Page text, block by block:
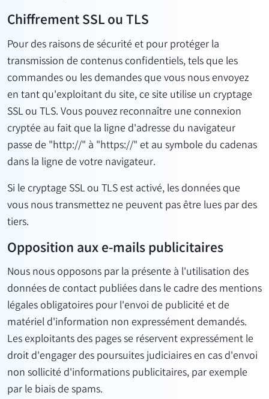
Chiffrement SSL ou TLS
Pour des raisons de sécurité et pour protéger la
transmission de contenus confidentiels, tels que les
commandes ou les demandes que vous nous envoyez
en tant qu'exploitant du site, ce site utilise un cryptage
SSL ou TLS. Vous pouvez reconnaître une connexion
cryptée au fait que la ligne d'adresse du navigateur
passe de "http://" à "https://" et au symbole du cadenas
dans la ligne de votre navigateur.
Si le cryptage SSL ou TLS est activé, les données que
vous nous transmettez ne peuvent pas être lues par des
tiers.
Opposition aux e-mails publicitaires
Nous nous opposons par la présente à l'utilisation des
données de contact publiées dans le cadre des mentions
légales obligatoires pour l'envoi de publicité et de
matériel d'information non expressément demandés.
Les exploitants des pages se réservent expressément le
droit d'engager des poursuites judiciaires en cas d'envoi
non sollicité d'informations publicitaires, par exemple
par le biais de spams.